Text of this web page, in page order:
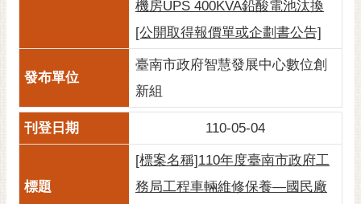
政
策
站
放
機房UPS 400KVA鉛酸電池汰換
[公開取得報價單或企劃書公告]
臺南市政府智慧發展中心數位創
新組
110-05-04
[標案名稱]110年度臺南市政府工
務局工程車輛維修保養—國民廠